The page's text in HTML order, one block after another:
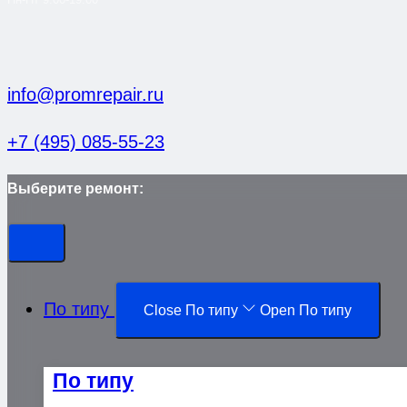
info@promrepair.ru
+7 (495) 085-55-23
Выберите ремонт:
По типу Close По типу Open По типу
По типу